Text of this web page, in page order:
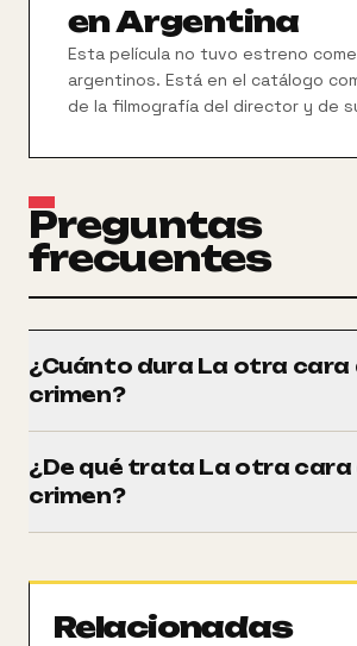
en Argentina
Esta película no tuvo estreno
argentinos. Está en el catálogo
de la filmografía del director y de
Preguntas
frecuentes
¿Cuánto dura La otra cara
crimen?
¿De qué trata La otra cara
crimen?
empezar una nueva vida.
Relacionadas